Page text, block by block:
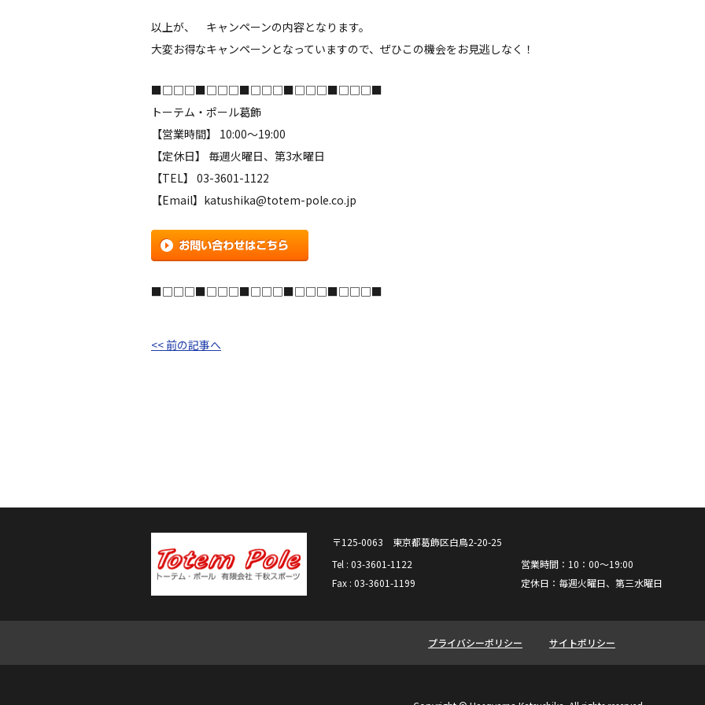
以上が、 キャンペーンの内容となります。
大変お得なキャンペーンとなっていますので、ぜひこの機会をお見逃しなく！
■□□□■□□□■□□□■□□□■□□□■
トーテム・ポール葛飾
【営業時間】 10:00～19:00
【定休日】 毎週火曜日、第3水曜日
【TEL】 03-3601-1122
【Email】katushika@totem-pole.co.jp
■□□□■□□□■□□□■□□□■□□□■
<< 前の記事へ
〒125-0063 東京都葛飾区白鳥2-20-25
Tel : 03-3601-1122
Fax : 03-3601-1199
営業時間：10：00～19:00
定休日：毎週火曜日、第三水曜日
プライバシーポリシー サイトポリシー